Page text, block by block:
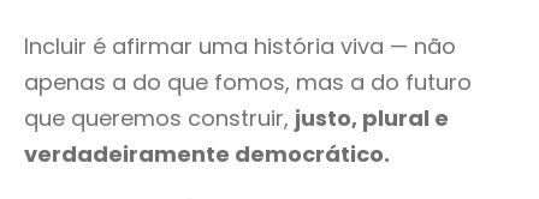
Incluir é afirmar uma história viva — não
apenas a do que fomos, mas a do futuro
que queremos construir, justo, plural e
verdadeiramente democrático.